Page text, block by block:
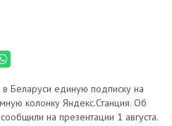
Беларуси единую подписку на
колонку Яндекс.Станция. Об
на презентации 1 августа.